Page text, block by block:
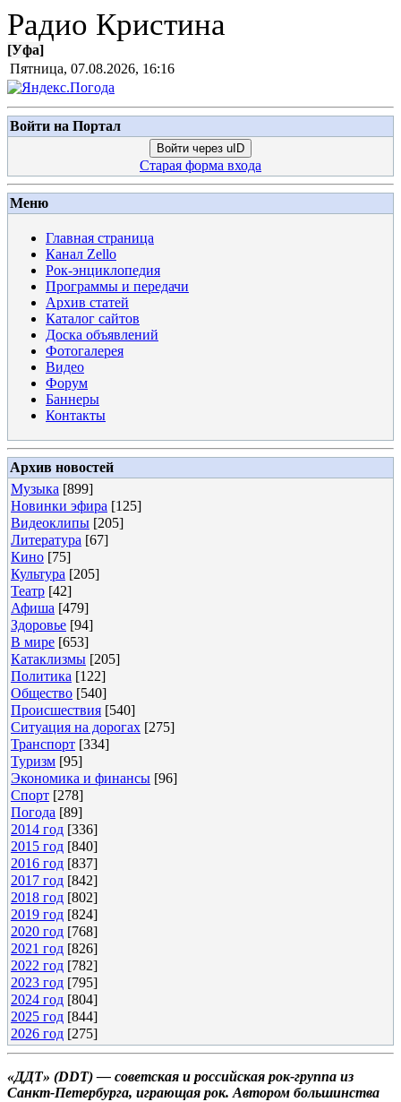
Радио Кристина
[Уфа]
Пятница, 07.08.2026, 16:16
Войти на Портал
Войти через uID
Старая форма входа
Меню
Главная страница
Канал Zello
Рок-энциклопедия
Программы и передачи
Архив статей
Каталог сайтов
Доска объявлений
Фотогалерея
Видео
Форум
Баннеры
Контакты
Архив новостей
Музыка [899]
Новинки эфира [125]
Видеоклипы [205]
Литература [67]
Кино [75]
Культура [205]
Театр [42]
Афиша [479]
Здоровье [94]
В мире [653]
Катаклизмы [205]
Политика [122]
Общество [540]
Происшествия [540]
Ситуация на дорогах [275]
Транспорт [334]
Туризм [95]
Экономика и финансы [96]
Спорт [278]
Погода [89]
2014 год [336]
2015 год [840]
2016 год [837]
2017 год [842]
2018 год [802]
2019 год [824]
2020 год [768]
2021 год [826]
2022 год [782]
2023 год [795]
2024 год [804]
2025 год [844]
2026 год [275]
«ДДТ» (DDT) — советская и российская рок-группа из
Санкт-Петербурга, играющая рок. Автором большинства